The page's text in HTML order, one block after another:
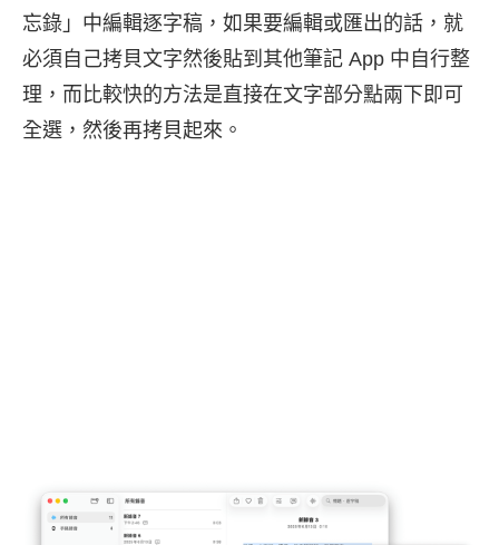
忘錄」中編輯逐字稿，如果要編輯或匯出的話，就
必須自己拷貝文字然後貼到其他筆記 App 中自行整
理，而比較快的方法是直接在文字部分點兩下即可
全選，然後再拷貝起來。